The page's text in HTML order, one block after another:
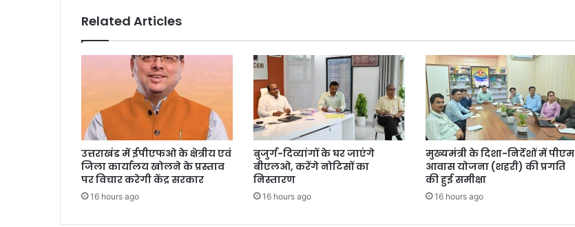
Related Articles
उत्तराखंड में ईपीएफओ के क्षेत्रीय एवं
जिला कार्यालय खोलने के प्रस्ताव
पर विचार करेगी केंद्र सरकार
16 hours ago
बुजुर्ग-दिव्यांगों के घर जाएंगे
बीएलओ, करेंगे नोटिसों का
निस्तारण
16 hours ago
मुख्यमंत्री के दिशा-निर्देशों में पीएम
आवास योजना (शहरी) की प्रगति
की हुई समीक्षा
16 hours ago